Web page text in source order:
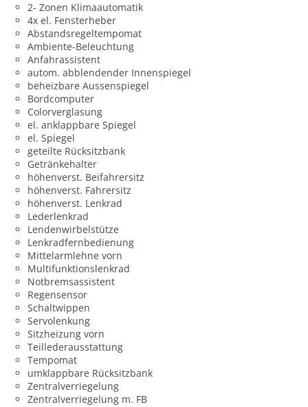
2- Zonen Klimaautomatik
4x el. Fensterheber
Abstandsregeltempomat
Ambiente-Beleuchtung
Anfahrassistent
autom. abblendender Innenspiegel
beheizbare Aussenspiegel
Bordcomputer
Colorverglasung
el. anklappbare Spiegel
el. Spiegel
geteilte Rücksitzbank
Getränkehalter
höhenverst. Beifahrersitz
höhenverst. Fahrersitz
höhenverst. Lenkrad
Lederlenkrad
Lendenwirbelstütze
Lenkradfernbedienung
Mittelarmlehne vorn
Multifunktionslenkrad
Notbremsassistent
Regensensor
Schaltwippen
Servolenkung
Sitzheizung vorn
Teillederausstattung
Tempomat
umklappbare Rücksitzbank
Zentralverriegelung
Zentralverriegelung m. FB